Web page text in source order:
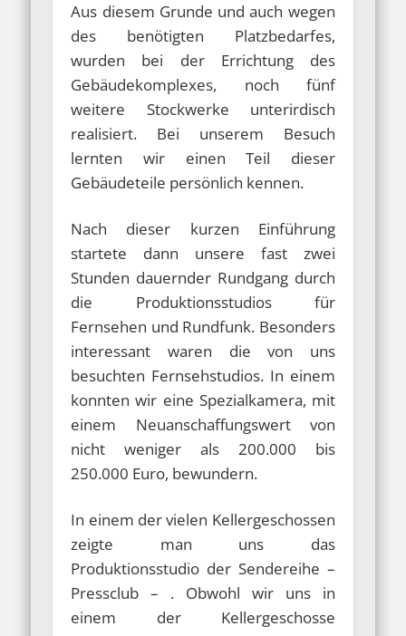
Aus diesem Grunde und auch wegen
des benötigten Platzbedarfes,
wurden bei der Errichtung des
Gebäudekomplexes, noch fünf
weitere Stockwerke unterirdisch
realisiert. Bei unserem Besuch
lernten wir einen Teil dieser
Gebäudeteile persönlich kennen.
Nach dieser kurzen Einführung
startete dann unsere fast zwei
Stunden dauernder Rundgang durch
die Produktionsstudios für
Fernsehen und Rundfunk. Besonders
interessant waren die von uns
besuchten Fernsehstudios. In einem
konnten wir eine Spezialkamera, mit
einem Neuanschaffungswert von
nicht weniger als 200.000 bis
250.000 Euro, bewundern.
In einem der vielen Kellergeschossen
zeigte man uns das
Produktionsstudio der Sendereihe –
Pressclub – . Obwohl wir uns in
einem der Kellergeschosse